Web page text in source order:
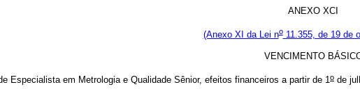
ANEXO XCI
(Anexo XI da Lei no11.355, de 19 de
VENCIMENTO
Especialista em Metrologia e Qualidade Sênior, efeitos financeiros a partir de 1o de